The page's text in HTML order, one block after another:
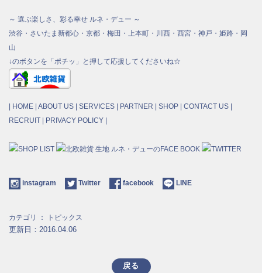
～ 選ぶ楽しさ、彩る幸せ ルネ・デュー ～
渋谷・さいたま新都心・京都・梅田・上本町・川西・西宮・神戸・姫路・岡
山
↓のボタンを「ポチッ」と押して応援してくださいね☆
| HOME | ABOUT US | SERVICES | PARTNER | SHOP | CONTACT US |
RECRUIT | PRIVACY POLICY |
instagram Twitter facebook LINE
カテゴリ ： トピックス
更新日：2016.04.06
戻る